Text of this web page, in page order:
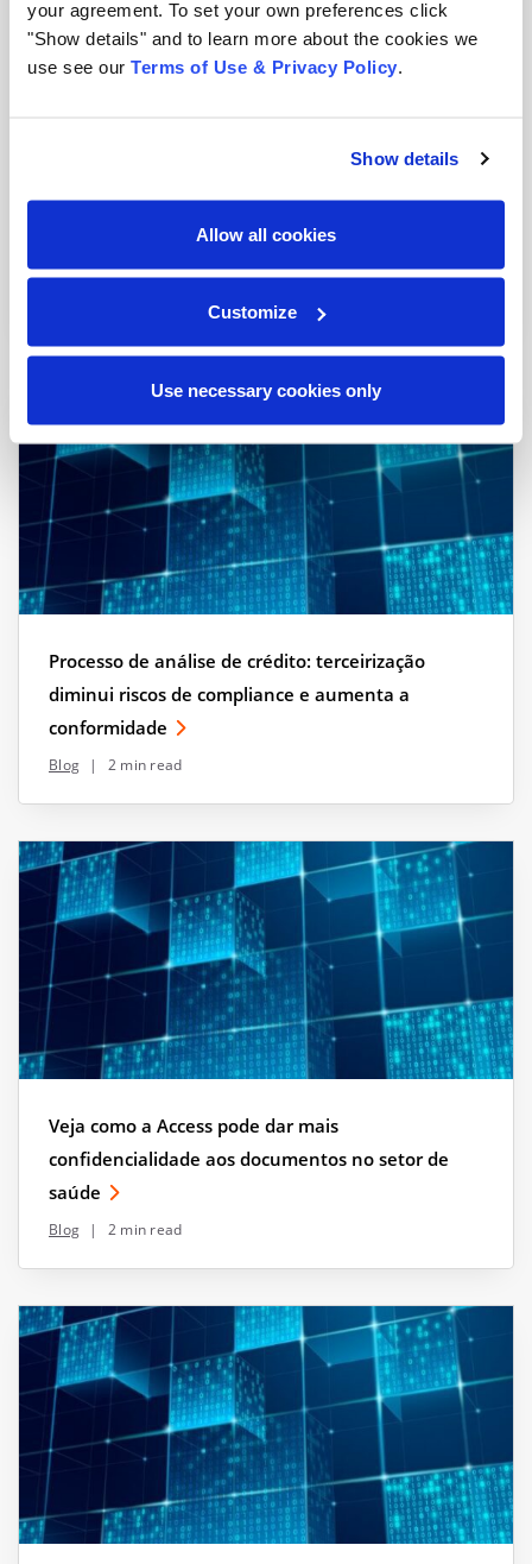
your agreement. To set your own preferences click
"Show details" and to learn more about the cookies we
use see our Terms of Use & Privacy Policy
Show details
Allow all cookies
Customize
Use necessary cookies only
Saiba como evitar riscos de compliance na gestão
Processo de análise de crédito: terceirização
diminui riscos de compliance e aumenta a
conformidade
Blog | 2 min read
Veja como a Access pode dar mais
confidencialidade aos documentos no setor de
saúde
Blog | 2 min read